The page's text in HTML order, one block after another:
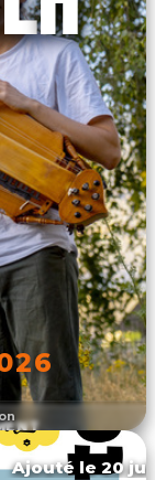
Ajouté le 20